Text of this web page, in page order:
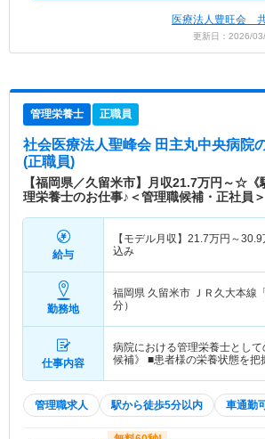
医療法人豊旺会
更新日：2026/
管理栄養士 正職員
社会医療法人聖峰会 田主丸中央病院
(正職員)
【福岡県／久留米市】月収21.7万円～☆《
理栄養士のお仕事♪＜管理職候補・正社員＞
給与
【モデル月収】 21.7万円～30.9
込み
勤務地
福岡県 久留米市 ＪＲ久大本線
分）
仕事内容
病院における管理栄養士とし
候補》 ■患者様の栄養状態を
管理職求人 駅から徒歩5分以内 車通勤